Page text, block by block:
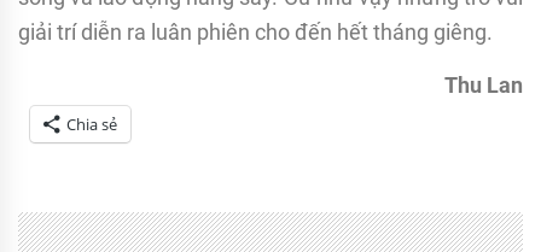
giải trí diễn ra luân phiên cho đến hết tháng giêng.
Thu Lan
Chia sẻ
Dân